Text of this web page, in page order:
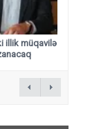
illik müqavilə